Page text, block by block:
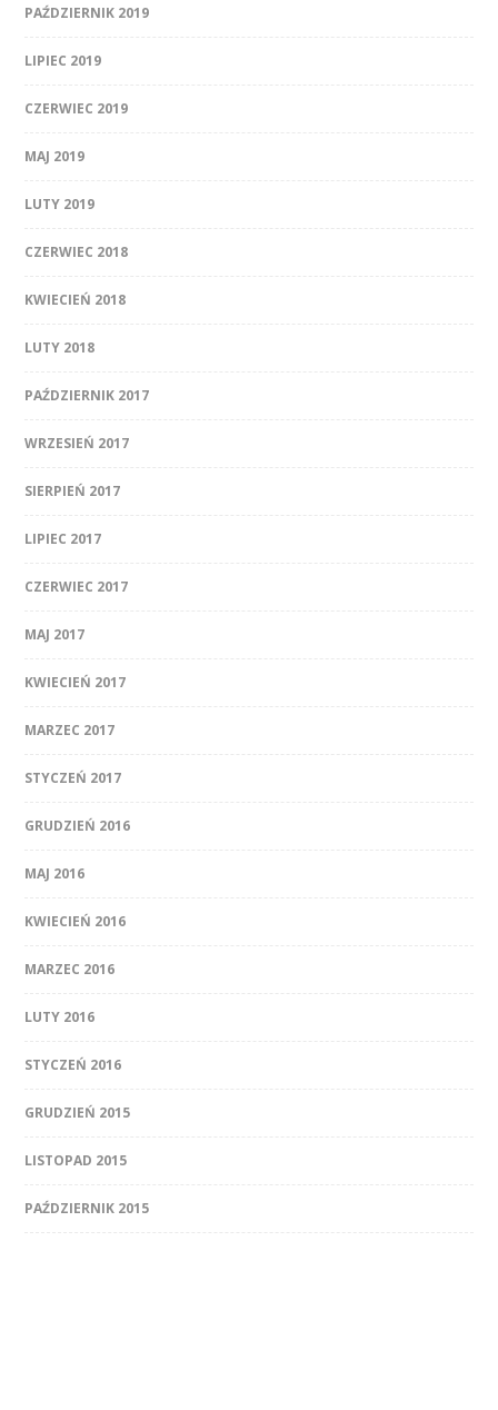
PAŹDZIERNIK 2019
LIPIEC 2019
CZERWIEC 2019
MAJ 2019
LUTY 2019
CZERWIEC 2018
KWIECIEŃ 2018
LUTY 2018
PAŹDZIERNIK 2017
WRZESIEŃ 2017
SIERPIEŃ 2017
LIPIEC 2017
CZERWIEC 2017
MAJ 2017
KWIECIEŃ 2017
MARZEC 2017
STYCZEŃ 2017
GRUDZIEŃ 2016
MAJ 2016
KWIECIEŃ 2016
MARZEC 2016
LUTY 2016
STYCZEŃ 2016
GRUDZIEŃ 2015
LISTOPAD 2015
PAŹDZIERNIK 2015